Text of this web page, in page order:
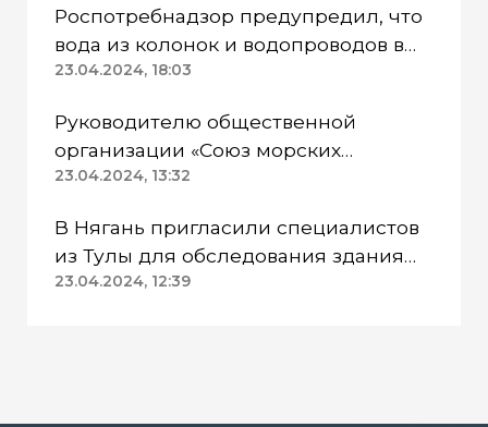
Роспотребнадзор предупредил, что
вода из колонок и водопроводов в
Казанском районе непригодна для
23.04.2024, 18:03
Руководителю общественной
организации «Союз морских
пехотинцев» Югры вынесли
23.04.2024, 13:32
В Нягань пригласили специалистов
из Тулы для обследования здания
ДК «Геолог»
23.04.2024, 12:39